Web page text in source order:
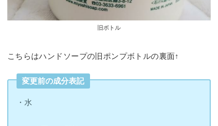
旧ボトル
こちらはハンドソープの旧ポンプボトルの裏面↑
変更前の成分表記
・水